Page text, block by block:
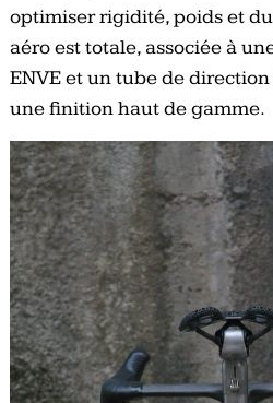
optimiser rigidité, poids et
aéro est totale, associée à
ENVE et un tube de
une finition haut de gamme.